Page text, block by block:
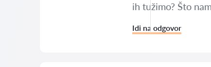
ih tužimo? Što
Idi na odgovor